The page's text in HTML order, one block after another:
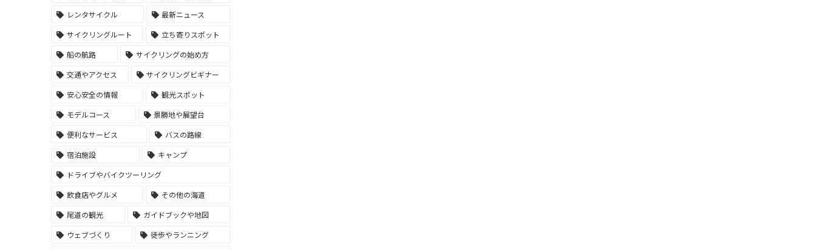
レンタサイクル
最新ニュース
サイクリングルート
立ち寄りスポット
船の航路
サイクリングの始め方
交通やアクセス
サイクリングビギナー
安心安全の情報
観光スポット
モデルコース
景勝地や展望台
便利なサービス
バスの路線
宿泊施設
キャンプ
ドライブやバイクツーリング
飲食店やグルメ
その他の海道
尾道の観光
ガイドブックや地図
ウェブづくり
徒歩やランニング